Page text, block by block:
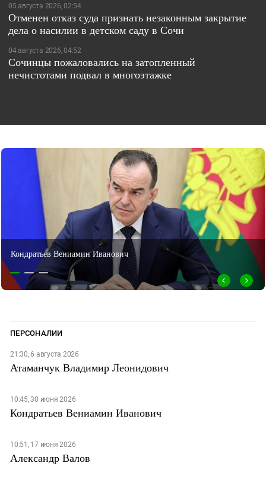
05 августа 2026, 02:54
Отменен отказ суда признать незаконным закрытие
дела о насилии в детском саду в Сочи
04 августа 2026, 04:52
Сочинцы пожаловались на затопленный
нечистотами подвал в многоэтажке
Наталья Гаряева
ПЕРСОНАЛИИ
21:30, 6 августа 2026
Атаманчук Владимир Леонидович
10:45, 30 июня 2026
Кондратьев Вениамин Иванович
10:51, 17 июня 2026
Александр Валов